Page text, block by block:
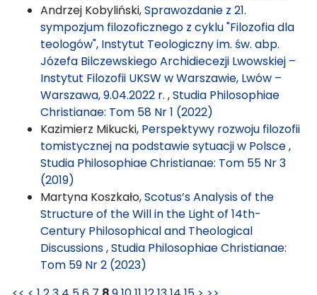
Andrzej Kobyliński,Sprawozdanie z 21.
sympozjum filozoficznego z cyklu "Filozofia dla
teologów", Instytut Teologiczny im. św. abp.
Józefa Bilczewskiego Archidiecezji Lwowskiej –
Instytut Filozofii UKSW w Warszawie, Lwów –
Warszawa, 9.04.2022 r. ,Studia Philosophiae
Christianae: Tom 58 Nr 1 (2022)
Kazimierz Mikucki, Perspektywy rozwoju filozofii
tomistycznej na podstawie sytuacji w Polsce,
Studia Philosophiae Christianae: Tom 55 Nr 3
(2019)
Martyna Koszkało,Scotus’s Analysis of the
Structure of the Will in the Light of 14th-
Century Philosophical and Theological
Discussions,Studia Philosophiae Christianae:
Tom 59 Nr 2 (2023)